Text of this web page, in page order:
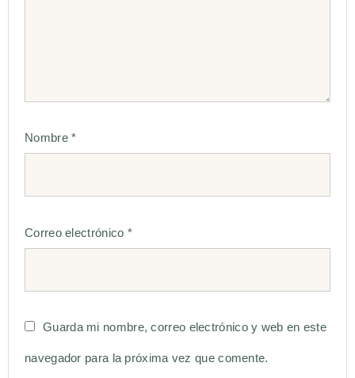
Nombre*
Correo electrónico *
Guarda mi nombre, correo electrónico y web en este
navegador para la próxima vez que comente.